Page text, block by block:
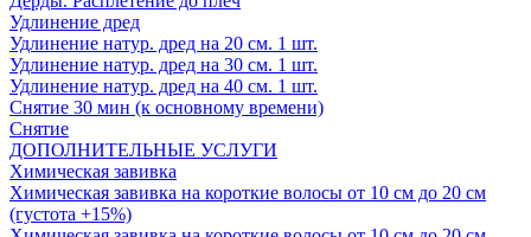
Удлинение дред
Удлинение натур. дред на 20 см. 1 шт.
Удлинение натур. дред на 30 см. 1 шт.
Удлинение натур. дред на 40 см. 1 шт.
Снятие 30 мин (к основному времени)
Снятие
ДОПОЛНИТЕЛЬНЫЕ УСЛУГИ
Химическая завивка
Химическая завивка на короткие волосы от 10 см до 20 см
(густота +15%)